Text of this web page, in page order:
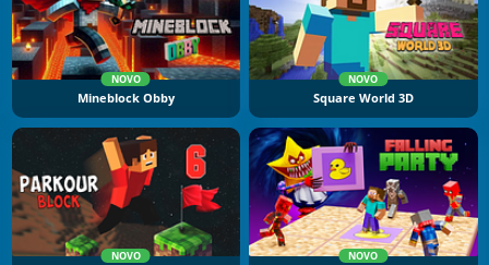
NOVO
Mineblock Obby
NOVO
Square World 3D
NOVO NOVO